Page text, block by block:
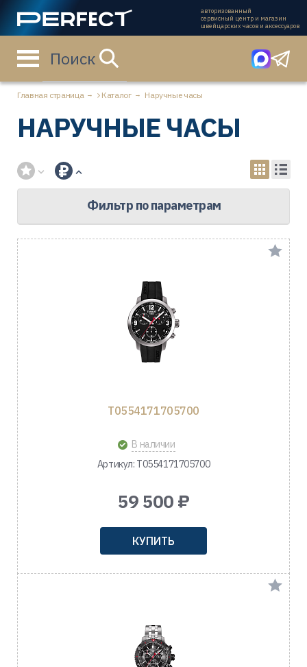
авторизованный
сервисный центр и магазин
швейцарских часов и аксессуаров
Поиск
Главная страница Каталог Наручные часы
НАРУЧНЫЕ ЧАСЫ
Фильтр по параметрам
T0554171705700
В наличии
Артикул: T0554171705700
59 500 ₽
КУПИТЬ